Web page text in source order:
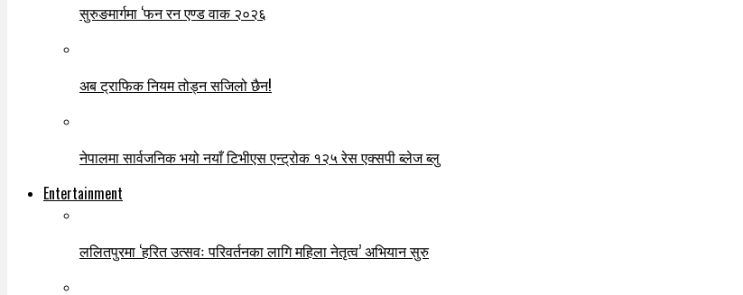
सुरुङमार्गमा ‘फन रन एण्ड वाक २०२६
अब ट्राफिक नियम तोड्न सजिलो छैन!
नेपालमा सार्वजनिक भयो नयाँ टिभीएस एन्ट्रोक १२५ रेस एक्सपी ब्लेज ब्लु
Entertainment
ललितपुरमा ‘हरित उत्सवः परिवर्तनका लागि महिला नेतृत्व’ अभियान सुरु